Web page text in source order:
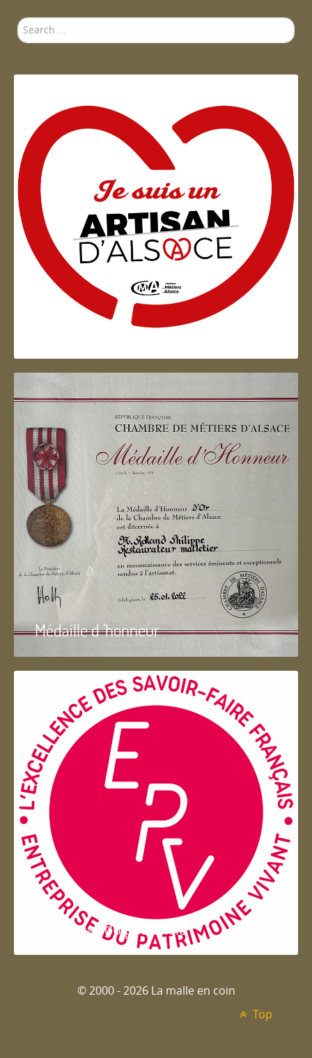
Search
...
Artisan d'Alsace
Médaille d 'honneur
Entreprise du patrimoie
© 2000 - 2026 La malle en coin
Top